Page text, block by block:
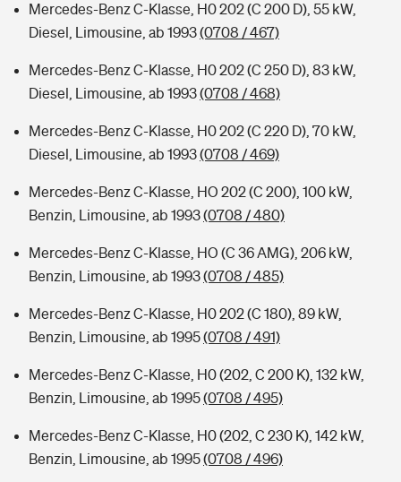
Typklassen: So ist Ihr Auto eingestuft
Sie haben Fragen?
Mercedes-Benz C-Klasse, H0 202 (C 200 D), 55 kW,
Diesel, Limousine, ab 1993(0708 / 467)
Mercedes-Benz C-Klasse, H0 202 (C 250 D), 83 kW,
Diesel, Limousine, ab 1993(0708 / 468)
Mercedes-Benz C-Klasse, H0 202 (C 220 D), 70 kW,
Diesel, Limousine, ab 1993(0708 / 469)
Mercedes-Benz C-Klasse, HO 202 (C 200), 100 kW,
Benzin, Limousine, ab 1993(0708 / 480)
Mercedes-Benz C-Klasse, HO (C 36 AMG), 206 kW,
Benzin, Limousine, ab 1993(0708 / 485)
Mercedes-Benz C-Klasse, H0 202 (C 180), 89 kW,
Benzin, Limousine, ab 1995(0708 / 491)
Mercedes-Benz C-Klasse, H0 (202, C 200 K), 132 kW,
Benzin, Limousine, ab 1995(0708 / 495)
Mercedes-Benz C-Klasse, H0 (202, C 230 K), 142 kW,
Benzin, Limousine, ab 1995(0708 / 496)